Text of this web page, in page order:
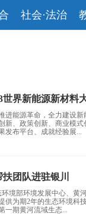
社会·法治
界新能源新材料
进能源革命，全力建设
新、政策创新、商业模
发布平台、成就经验展...
团队进驻银川
境部环境发展中心、黄
供为期2年的生态环境科
一期黄河流域生态...